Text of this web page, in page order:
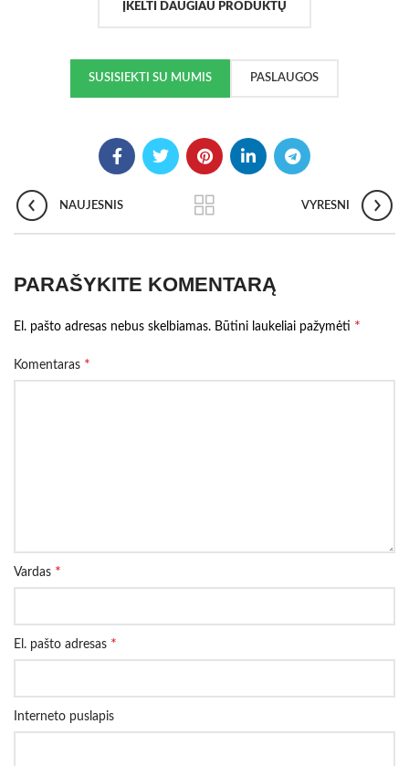
ĮKELTI DAUGIAU PRODUKTŲ
SUSISIEKTI SU MUMIS PASLAUGOS
NAUJESNIS VYRESNI
PARAŠYKITE KOMENTARĄ
El. pašto adresas nebus skelbiamas. Būtini laukeliai pažymėti *
Komentaras *
Vardas *
El. pašto adresas *
Interneto puslapis